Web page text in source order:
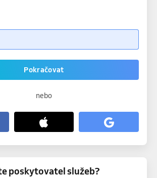
Pokračovat
nebo
poskytovatel služeb?